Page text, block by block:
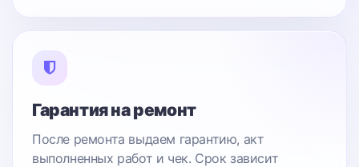
Гарантия на ремонт
После ремонта выдаем гарантию, акт
выполненных работ и чек. Срок зависит